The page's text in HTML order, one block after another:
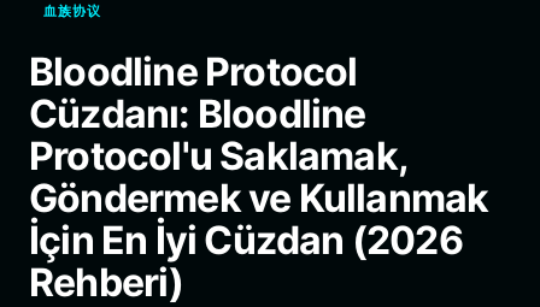
Bahasa Indonesia
ภาษาไทย
हिन्दी
Español
Português (Brasil)
Español (Argentina)
血族协议
Bloodline Protocol
Cüzdanı: Bloodline
Protocol'u Saklamak,
Göndermek ve Kullanmak
İçin En İyi Cüzdan (2026
Rehberi)